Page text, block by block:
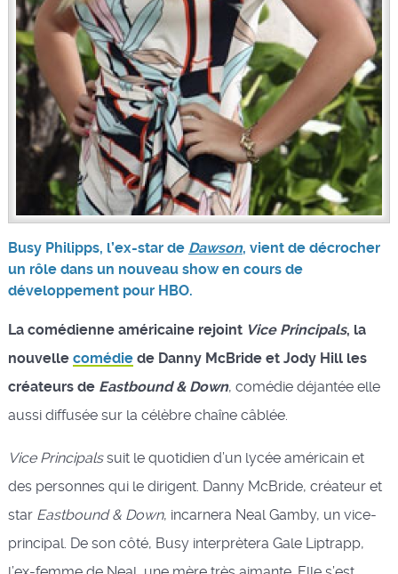
Busy Philipps, l’ex-star de Dawson, vient de décrocher
un rôle dans un nouveau show en cours de
développement pour HBO.
La comédienne américaine rejoint Vice Principals, la
nouvelle comédiede Danny McBride et Jody Hill les
créateurs de Eastbound & Down, comédie déjantée elle
aussi diffusée sur la célèbre chaîne câblée.
Vice Principalssuit le quotidien d’un lycée américain et
des personnes qui le dirigent. Danny McBride, créateur et
star Eastbound & Down, incarnera Neal Gamby, un vice-
principal. De son côté, Busy interprètera Gale Liptrapp,